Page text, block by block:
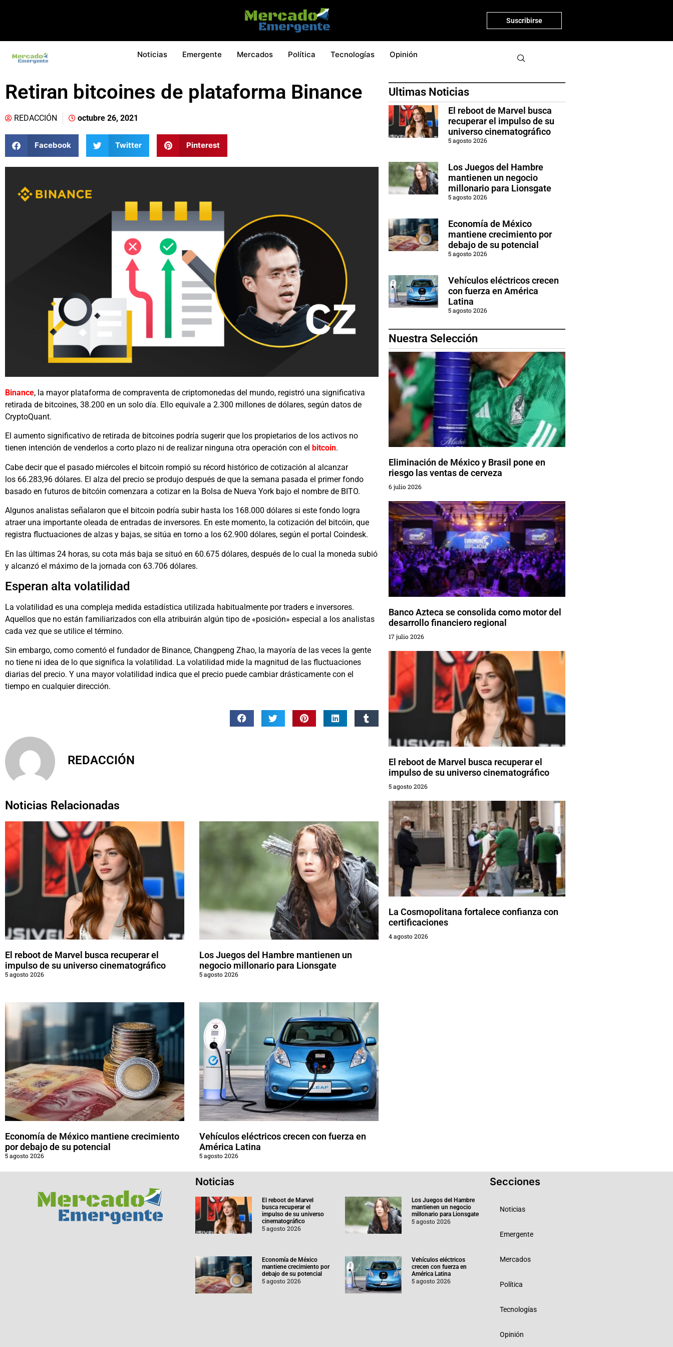
Suscribirse
Noticias Emergente Mercados Política Tecnologías Opinión
Retiran bitcoines de plataforma Binance
REDACCIÓN octubre 26, 2021
Facebook Twitter Pinterest
Binance, la mayor plataforma de compraventa de criptomonedas del mundo, registró una significativa
retirada de bitcoines, 38.200 en un solo día. Ello equivale a 2.300 millones de dólares, según datos de
CryptoQuant.
El aumento significativo de retirada de bitcoines podría sugerir que los propietarios de los activos no
tienen intención de venderlos a corto plazo ni de realizar ninguna otra operación con el bitcoin.
Cabe decir que el pasado miércoles el bitcoin rompió su récord histórico de cotización al alcanzar
los 66.283,96 dólares. El alza del precio se produjo después de que la semana pasada el primer fondo
basado en futuros de bitcóin comenzara a cotizar en la Bolsa de Nueva York bajo el nombre de BITO.
Algunos analistas señalaron que el bitcoin podría subir hasta los 168.000 dólares si este fondo logra
atraer una importante oleada de entradas de inversores. En este momento, la cotización del bitcóin, que
registra fluctuaciones de alzas y bajas, se sitúa en torno a los 62.900 dólares, según el portal Coindesk.
En las últimas 24 horas, su cota más baja se situó en 60.675 dólares, después de lo cual la moneda subió
y alcanzó el máximo de la jornada con 63.706 dólares.
Esperan alta volatilidad
La volatilidad es una compleja medida estadística utilizada habitualmente por traders e inversores.
Aquellos que no están familiarizados con ella atribuirán algún tipo de «posición» especial a los analistas
cada vez que se utilice el término.
Sin embargo, como comentó el fundador de Binance, Changpeng Zhao, la mayoría de las veces la gente
no tiene ni idea de lo que significa la volatilidad. La volatilidad mide la magnitud de las fluctuaciones
diarias del precio. Y una mayor volatilidad indica que el precio puede cambiar drásticamente con el
tiempo en cualquier dirección.
REDACCIÓN
Noticias Relacionadas
El reboot de Marvel busca recuperar el
impulso de su universo cinematográfico
5 agosto 2026
Los Juegos del Hambre mantienen un
negocio millonario para Lionsgate
5 agosto 2026
Economía de México mantiene crecimiento
por debajo de su potencial
5 agosto 2026
Vehículos eléctricos crecen con fuerza en
América Latina
5 agosto 2026
Ultimas Noticias
El reboot de Marvel busca
recuperar el impulso de su
universo cinematográfico
5 agosto 2026
Los Juegos del Hambre
mantienen un negocio
millonario para Lionsgate
5 agosto 2026
Economía de México
mantiene crecimiento por
debajo de su potencial
5 agosto 2026
Vehículos eléctricos crecen
con fuerza en América
Latina
5 agosto 2026
Nuestra Selección
Eliminación de México y Brasil pone en
riesgo las ventas de cerveza
6 julio 2026
Banco Azteca se consolida como motor del
desarrollo financiero regional
17 julio 2026
El reboot de Marvel busca recuperar el
impulso de su universo cinematográfico
5 agosto 2026
La Cosmopolitana fortalece confianza con
certificaciones
4 agosto 2026
Noticias
El reboot de Marvel
busca recuperar el
impulso de su universo
cinematográfico
5 agosto 2026
Los Juegos del Hambre
mantienen un negocio
millonario para Lionsgate
5 agosto 2026
Economía de México
mantiene crecimiento por
debajo de su potencial
5 agosto 2026
Vehículos eléctricos
crecen con fuerza en
América Latina
5 agosto 2026
Secciones
Noticias
Emergente
Mercados
Política
Tecnologías
Opinión